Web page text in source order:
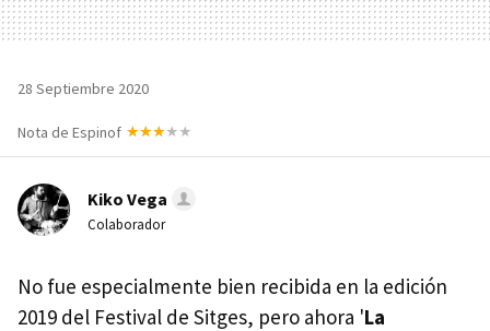
28 Septiembre 2020
Nota de Espinof
Kiko Vega
Colaborador
No fue especialmente bien recibida en la edición
2019 del Festival de Sitges, pero ahora 'La